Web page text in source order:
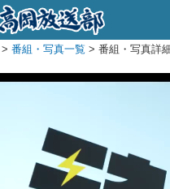
> 番組・写真一覧 > 番組・写真詳